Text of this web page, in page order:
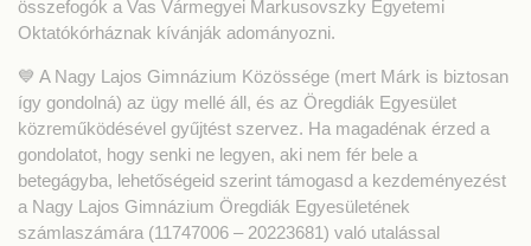
összefogók a Vas Vármegyei Markusovszky Egyetemi
Oktatókórháznak kívánják adományozni.
💙 A Nagy Lajos Gimnázium Közössége (mert Márk is biztosan
így gondolná) az ügy mellé áll, és az Öregdiák Egyesület
közreműködésével gyűjtést szervez. Ha magadénak érzed a
gondolatot, hogy senki ne legyen, aki nem fér bele a
betegágyba, lehetőségeid szerint támogasd a kezdeményezést
a Nagy Lajos Gimnázium Öregdiák Egyesületének
számlaszámára (11747006 – 20223681) való utalással